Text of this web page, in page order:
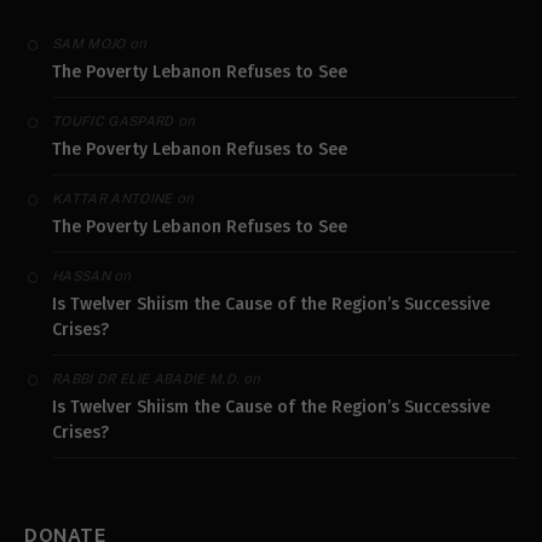
SAM MOJO on
The Poverty Lebanon Refuses to See
TOUFIC GASPARD on
The Poverty Lebanon Refuses to See
KATTAR ANTOINEon
The Poverty Lebanon Refuses to See
HASSANon
Is Twelver Shiism the Cause of the Region’s Successive
Crises?
RABBI DR ELIE ABADIE M.D. on
Is Twelver Shiism the Cause of the Region’s Successive
Crises?
DONATE